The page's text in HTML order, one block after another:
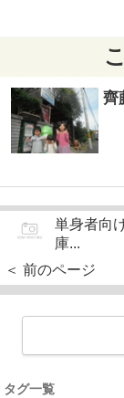
齊
単身者向
庫...
＜ 前のページ
タグ一覧